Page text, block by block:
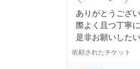
ありがとうござ
際よく且つ丁寧
是非お願いした
依頼されたチケット